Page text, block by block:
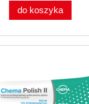
do koszyka